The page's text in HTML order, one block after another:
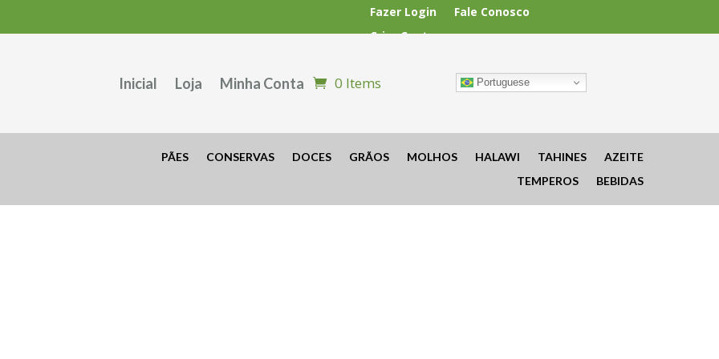
Fazer Login
Fale Conosco
Criar Conta
Inicial Loja Minha Conta 0 Items Portuguese
PÃES CONSERVAS DOCES GRÃOS MOLHOS HALAWI TAHINES
AZEITE
TEMPEROS
BEBIDAS